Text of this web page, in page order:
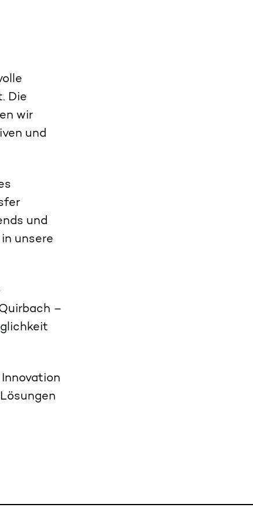
Die
wir
und
und
unsere
–